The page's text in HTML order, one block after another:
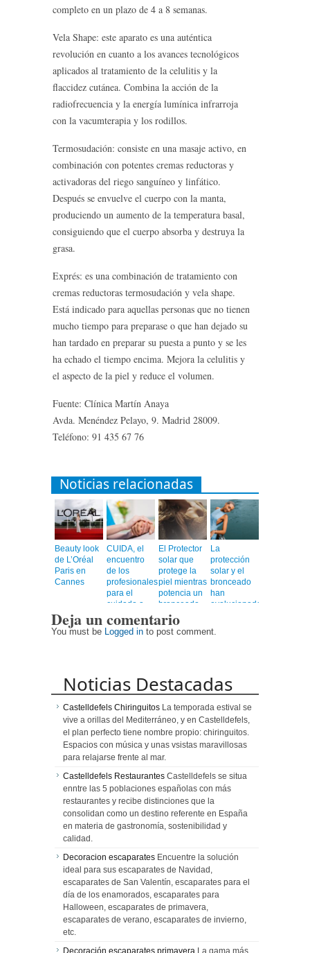
completo en un plazo de 4 a 8 semanas.
Vela Shape: este aparato es una auténtica
revolución en cuanto a los avances tecnológicos
aplicados al tratamiento de la celulitis y la
flaccidez cutánea. Combina la acción de la
radiofrecuencia y la energía lumínica infrarroja
con la vacumterapia y los rodillos.
Termosudación: consiste en una masaje activo, en
combinación con potentes cremas reductoras y
activadoras del riego sanguíneo y linfático.
Después se envuelve el cuerpo con la manta,
produciendo un aumento de la temperatura basal,
consiguiendo que el cuerpo absorba y destruya la
grasa.
Exprés: es una combinación de tratamiento con
cremas reductoras termosudación y vela shape.
Está indicado para aquellas personas que no tienen
mucho tiempo para preparase o que han dejado su
han tardado en preparar su puesta a punto y se les
ha echado el tiempo encima. Mejora la celulitis y
el aspecto de la piel y reduce el volumen.
Fuente: Clínica Martín Anaya
Avda. Menéndez Pelayo, 9. Madrid 28009.
Teléfono: 91 435 67 76
Noticias relacionadas
Beauty look
de L’Oréal
Paris en
Cannes
CUIDA, el
encuentro
de los
profesionales
para el
cuidado a
mayores
El Protector
solar que
protege la
piel mientras
potencia un
bronceado
más rápido,
uniforme y
duradero
La
protección
solar y el
bronceado
han
evolucionado
Deja un comentario
You must be Logged in to post comment.
Noticias Destacadas
Castelldefels Chiringuitos La temporada estival se
vive a orillas del Mediterráneo, y en Castelldefels,
el plan perfecto tiene nombre propio: chiringuitos.
Espacios con música y unas vsistas maravillosas
para relajarse frente al mar.
Castelldefels Restaurantes Castelldefels se situa
enntre las 5 poblaciones españolas con más
restaurantes y recibe distinciones que la
consolidan como un destino referente en España
en materia de gastronomía, sostenibilidad y
calidad.
Decoracion escaparates Encuentre la solución
ideal para sus escaparates de Navidad,
escaparates de San Valentín, escaparates para el
día de los enamorados, escaparates para
Halloween, escaparates de primavera,
escaparates de verano, escaparates de invierno,
etc.
Decoración escaparates primavera La gama más